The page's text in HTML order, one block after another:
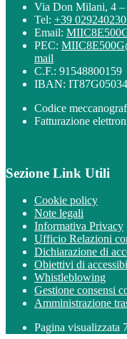
Via Don Milani, 4
Tel: +39
Email:
PEC:
mail
C.F.: 91548800159
IBAN:
Codice
Fatturazione
Sezione Link Utili
Cookie policy
Note legali
Informativa Privacy
Ufficio Relazioni
Dichiarazione di
Obiettivi di
Whistleblowing
Gestione consensi
Amministrazione
Pagina visualizzata